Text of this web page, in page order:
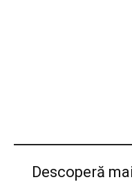
Descoperă